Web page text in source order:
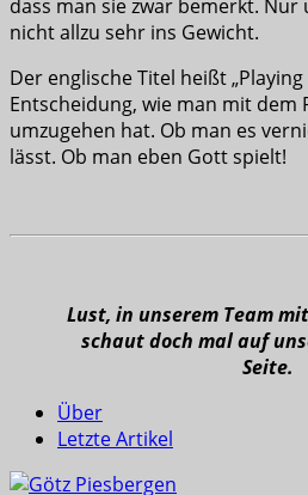
dass man sie zwar bemerkt.
nicht allzu sehr ins Gewicht.
Der englische Titel heißt
Entscheidung, wie man mit dem
umzugehen hat. Ob man es
lässt. Ob man eben Gott spielt!
Lust, in unserem Team
schaut doch mal auf
Seite.
Über
Letzte Artikel